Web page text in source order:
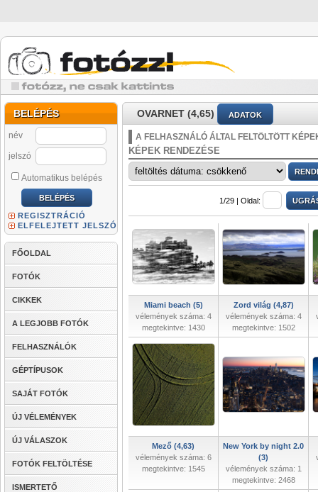
BELÉPÉS
név
jelszó
Automatikus belépés
REGISZTRÁCIÓ
ELFELEJTETT JELSZÓ
FŐOLDAL
FOTÓK
CIKKEK
A LEGJOBB FOTÓK
FELHASZNÁLÓK
GÉPTÍPUSOK
SAJÁT FOTÓK
ÚJ VÉLEMÉNYEK
ÚJ VÁLASZOK
FOTÓK FELTÖLTÉSE
ISMERTETŐ
OVARNET (4,65) ADATOK
A FELHASZNÁLÓ ÁLTAL FELTÖLTÖTT
KÉPEK RENDEZÉSE
1/29 | Oldal:
Miami beach (5)
vélemények száma: 4
megtekintve: 1430
Zord világ (4,87)
vélemények száma: 4
megtekintve: 1502
Mező (4,63)
vélemények száma: 6
megtekintve: 1545
New York by night 2.0
(3)
vélemények száma: 1
megtekintve: 2468